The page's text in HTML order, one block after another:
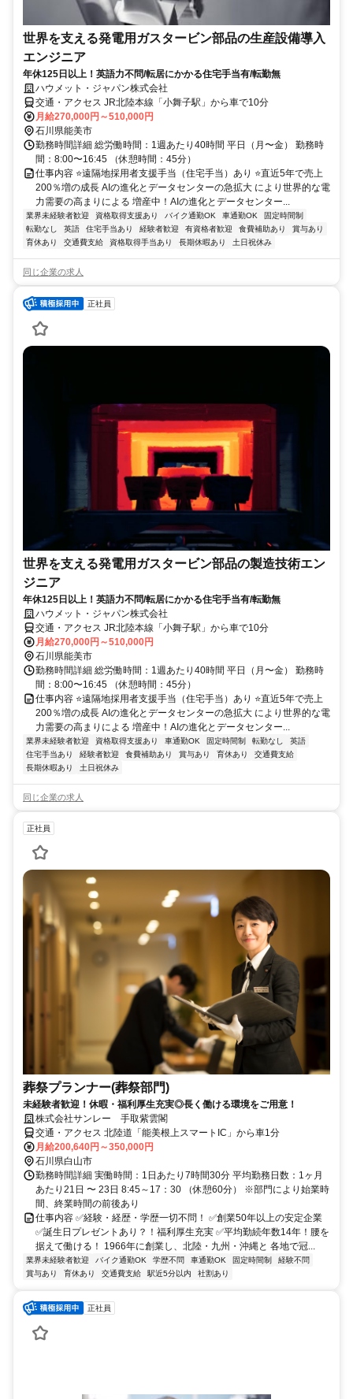
世界を支える発電用ガスタービン部品の生産設備導入
エンジニア
年休125日以上！英語力不問/転居にかかる住宅手当有/転勤無
ハウメット・ジャパン株式会社
交通・アクセス JR北陸本線「小舞子駅」から車で10分
月給270,000円～510,000円
石川県能美市
勤務時間詳細 総労働時間：1週あたり40時間 平日（月〜金） 勤務時
間：8:00〜16:45 （休憩時間：45分）
仕事内容 ⭐遠隔地採用者支援手当（住宅手当）あり ⭐直近5年で売上
200％増の成長 AIの進化とデータセンターの急拡大 により世界的な電
力需要の高まりによる 増産中！AIの進化とデータセンター...
業界未経験者歓迎 資格取得支援あり バイク通勤OK 車通勤OK
固定時間制
転勤なし
英語 住宅手当あり 経験者歓迎 有資格者歓迎 食費補助あり
賞与あり
育休あり
交通費支給 資格取得手当あり 長期休暇あり 土日祝休み
同じ企業の求人
正社員
世界を支える発電用ガスタービン部品の製造技術エン
ジニア
年休125日以上！英語力不問/転居にかかる住宅手当有/転勤無
ハウメット・ジャパン株式会社
交通・アクセス JR北陸本線「小舞子駅」から車で10分
月給270,000円～510,000円
石川県能美市
勤務時間詳細 総労働時間：1週あたり40時間 平日（月〜金） 勤務時
間：8:00〜16:45 （休憩時間：45分）
仕事内容 ⭐遠隔地採用者支援手当（住宅手当）あり ⭐直近5年で売上
200％増の成長 AIの進化とデータセンターの急拡大 により世界的な電
力需要の高まりによる 増産中！AIの進化とデータセンター...
業界未経験者歓迎 資格取得支援あり 車通勤OK 固定時間制 転勤なし
英語
住宅手当あり
経験者歓迎 食費補助あり 賞与あり 育休あり
交通費支給
長期休暇あり
土日祝休み
同じ企業の求人
正社員
葬祭プランナー(葬祭部門)
未経験者歓迎！休暇・福利厚生充実◎長く働ける環境をご用意！
株式会社サンレー 手取紫雲閣
交通・アクセス 北陸道「能美根上スマートIC」から車1分
月給200,640円～350,000円
石川県白山市
勤務時間詳細 実働時間：1日あたり7時間30分 平均勤務日数：1ヶ月
あたり21日 〜 23日 8:45～17：30 （休憩60分） ※部門により始業時
間、終業時間の前後あり
仕事内容 ✅経験・経歴・学歴一切不問！ ✅創業50年以上の安定企業
✅誕生日プレゼントあり？！福利厚生充実 ✅平均勤続年数14年！腰を
据えて働ける！ 1966年に創業し、北陸・九州・沖縄と 各地で冠...
業界未経験者歓迎 バイク通勤OK 学歴不問 車通勤OK 固定時間制
経験不問
賞与あり
育休あり 交通費支給 駅近5分以内 社割あり
正社員